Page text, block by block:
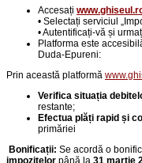
Accesați
• Selectați serviciul
• Autentificați-vă și
Platforma este
Duda-Epureni:
Prin această platformă
Verifica situația
restante;
Efectua plăți rapid și
primăriei
Bonificații: Se acordă o
impozitelor până la 31 martie